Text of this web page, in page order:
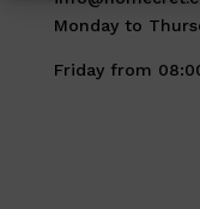
Monday to
Friday from